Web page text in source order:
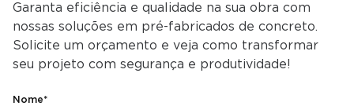
Garanta eficiência e qualidade na sua obra com
nossas soluções em pré-fabricados de concreto.
Solicite um orçamento e veja como transformar
seu projeto com segurança e produtividade!
Nome*